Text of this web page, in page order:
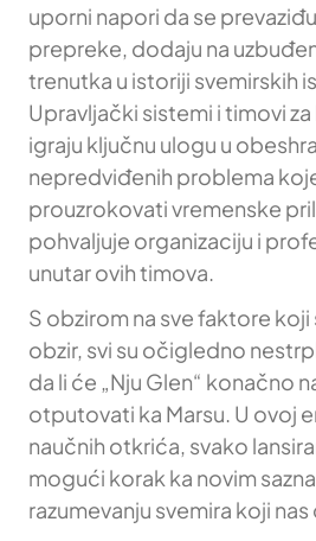
uporni napori da se
prepreke, dodaju na
trenutka u istoriji svemirskih
Upravljački sistemi i timovi
igraju ključnu ulogu u
nepredviđenih problema
prouzrokovati vremenske
pohvaljuje organizaciju i
unutar ovih timova.
S obzirom na sve faktore koji
obzir, svi su očigledno
da li će „Nju Glen“ konačno
otputovati ka Marsu. U ovoj
naučnih otkrića, svako
mogući korak ka novim
razumevanju svemira koji nas